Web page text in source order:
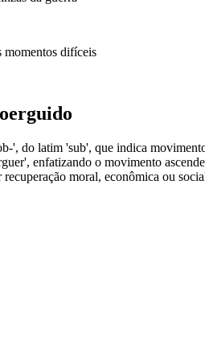
momentos difíceis
', do latim 'sub', que indica
enfatizando o movimento
moral, econômica ou